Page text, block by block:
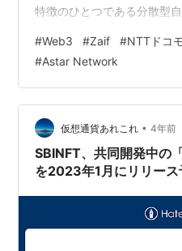
特徴のひとつである分散型
とです。地方創生や環境問
抱える様々な課題に対して
用いた解決策を立案します
資料では、「Web3が技術
認知不足、利用方法の難し
#Web3 #Zaif #NTTドコ
#Astar Network
仮想通貨あれこれ • 4年前
SBINFT、共同開発中の
を2023年1月にリリース